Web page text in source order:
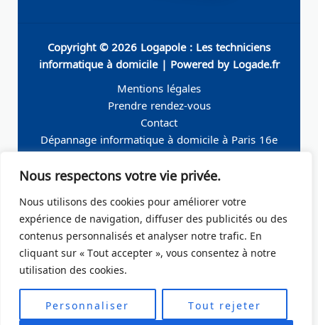
Nous respectons votre vie privée.
Nous utilisons des cookies pour améliorer votre
expérience de navigation, diffuser des publicités ou des
contenus personnalisés et analyser notre trafic. En
cliquant sur « Tout accepter », vous consentez à notre
utilisation des cookies.
Personnaliser Tout rejeter
Copyright © 2026 Logapole : Les techniciens
informatique à domicile | Powered by Logade.fr
Mentions légales
Prendre rendez-vous
Contact
Dépannage informatique à domicile à Paris 16e
Seine
Perret
Dépannage informatique à domicile à Paris 19e
Dépannage informatique à domicile à Paris 17e
Dépannage informatique à domicile – Boulogne-
Billancourt 92
Dépannage informatique à domicile à Paris Ile de
France